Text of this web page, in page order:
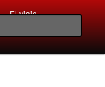
El viaje …